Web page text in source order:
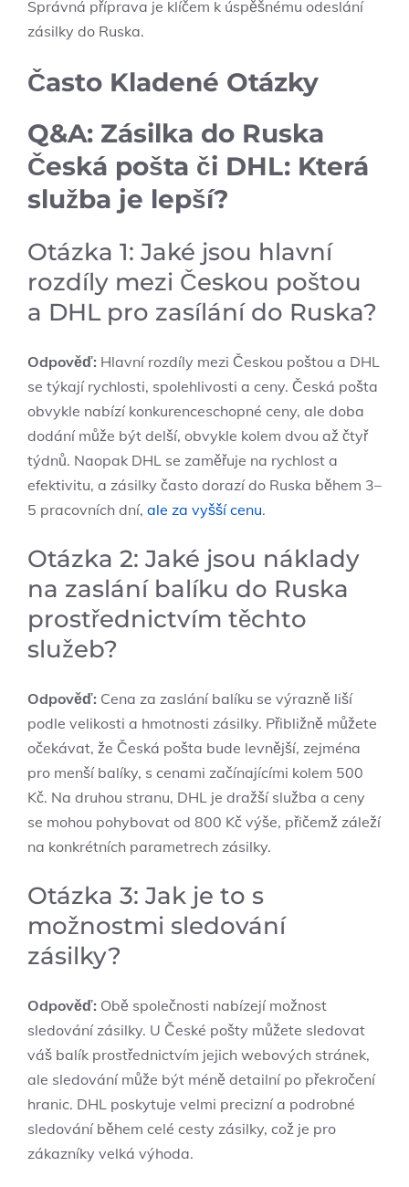
Správná příprava je klíčem k úspěšnému odeslání
zásilky do Ruska.
Často Kladené Otázky
Q&A: Zásilka do Ruska
Česká pošta či DHL: Která
služba je lepší?
Otázka 1: Jaké jsou hlavní
rozdíly mezi Českou poštou
a DHL pro zasílání do Ruska?
Odpověď: Hlavní rozdíly mezi Českou poštou a DHL
se týkají rychlosti, spolehlivosti a ceny. Česká pošta
obvykle nabízí konkurenceschopné ceny, ale doba
dodání může být delší, obvykle kolem dvou až čtyř
týdnů. Naopak DHL se zaměřuje na rychlost a
efektivitu, a zásilky často dorazí do Ruska během 3–
5 pracovních dní, ale za vyšší cenu.
Otázka 2: Jaké jsou náklady
na zaslání balíku do Ruska
prostřednictvím těchto
služeb?
Odpověď: Cena za zaslání balíku se výrazně liší
podle velikosti a hmotnosti zásilky. Přibližně můžete
očekávat, že Česká pošta bude levnější, zejména
pro menší balíky, s cenami začínajícími kolem 500
Kč. Na druhou stranu, DHL je dražší služba a ceny
se mohou pohybovat od 800 Kč výše, přičemž záleží
na konkrétních parametrech zásilky.
Otázka 3: Jak je to s
možnostmi sledování
zásilky?
Odpověď: Obě společnosti nabízejí možnost
sledování zásilky. U České pošty můžete sledovat
váš balík prostřednictvím jejich webových stránek,
ale sledování může být méně detailní po překročení
hranic. DHL poskytuje velmi precizní a podrobné
sledování během celé cesty zásilky, což je pro
zákazníky velká výhoda.